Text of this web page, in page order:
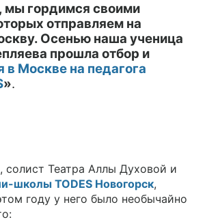
мы гордимся своими
отправляем на
Осенью наша ученица
прошла отбор и
в Москве на педагога
».
Театра Аллы Духовой и
школы TODES Новогорск,
году у него было необычайно